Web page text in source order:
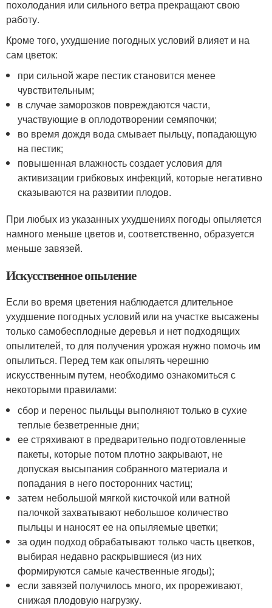
похолодания или сильного ветра прекращают свою
работу.
Кроме того, ухудшение погодных условий влияет и на
сам цветок:
при сильной жаре пестик становится менее
чувствительным;
в случае заморозков повреждаются части,
участвующие в оплодотворении семяпочки;
во время дождя вода смывает пыльцу, попадающую
на пестик;
повышенная влажность создает условия для
активизации грибковых инфекций, которые негативно
сказываются на развитии плодов.
При любых из указанных ухудшениях погоды опыляется
намного меньше цветов и, соответственно, образуется
меньше завязей.
Искусственное опыление
Если во время цветения наблюдается длительное
ухудшение погодных условий или на участке высажены
только самобесплодные деревья и нет подходящих
опылителей, то для получения урожая нужно помочь им
опылиться. Перед тем как опылять черешню
искусственным путем, необходимо ознакомиться с
некоторыми правилами:
сбор и перенос пыльцы выполняют только в сухие
теплые безветренные дни;
ее стряхивают в предварительно подготовленные
пакеты, которые потом плотно закрывают, не
допуская высыпания собранного материала и
попадания в него посторонних частиц;
затем небольшой мягкой кисточкой или ватной
палочкой захватывают небольшое количество
пыльцы и наносят ее на опыляемые цветки;
за один подход обрабатывают только часть цветков,
выбирая недавно раскрывшиеся (из них
формируются самые качественные ягоды);
если завязей получилось много, их прореживают,
снижая плодовую нагрузку.